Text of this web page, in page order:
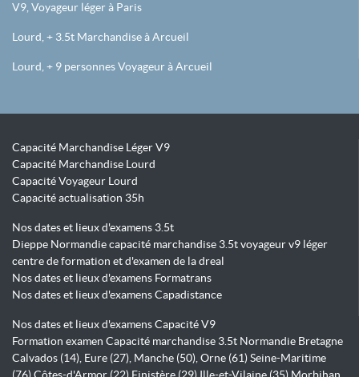
V9, Voyageur léger à Paris
Lourd, + 3.5t Marchandise à Arcueil
Lourd, + 9 personnes Voyageur à Arcueil
Capacité Marchandise Léger V9
Capacité Marchandise Lourd
Capacité Voyageur Lourd
Capacité actualisation 35h
Nos dates et lieux d'examens 3.5t
Dieppe Normandie capacité marchandise 3.5t voyageur v9 léger
centre de formation et d'examen de la dreal
Nos dates et lieux d'examens Formatrans
Nos dates et lieux d'examens Capadistance
Nos dates et lieux d'examens Capacité V9
Formation examen Capacité marchandise 3.5t Normandie Bretagne
Calvados (14), Eure (27), Manche (50), Orne (61) Seine-Maritime